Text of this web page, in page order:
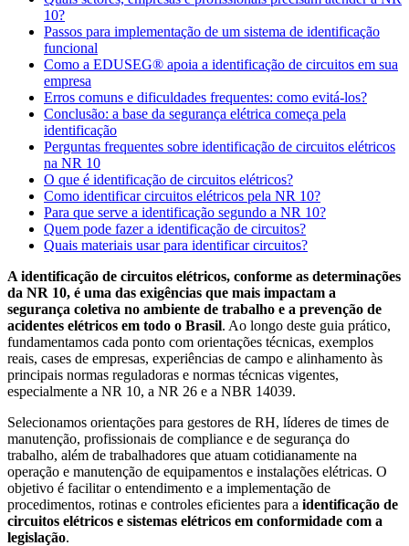
10?
Passos para implementação de um sistema de identificação
funcional
Como a EDUSEG® apoia a identificação de circuitos em sua
empresa
Erros comuns e dificuldades frequentes: como evitá-los?
Conclusão: a base da segurança elétrica começa pela
identificação
Perguntas frequentes sobre identificação de circuitos elétricos
na NR 10
O que é identificação de circuitos elétricos?
Como identificar circuitos elétricos pela NR 10?
Para que serve a identificação segundo a NR 10?
Quem pode fazer a identificação de circuitos?
Quais materiais usar para identificar circuitos?
A identificação de circuitos elétricos, conforme as determinações
da NR 10, é uma das exigências que mais impactam a
segurança coletiva no ambiente de trabalho e a prevenção de
acidentes elétricos em todo o Brasil. Ao longo deste guia prático,
fundamentamos cada ponto com orientações técnicas, exemplos
reais, cases de empresas, experiências de campo e alinhamento às
principais normas reguladoras e normas técnicas vigentes,
especialmente a NR 10, a NR 26 e a NBR 14039.
Selecionamos orientações para gestores de RH, líderes de times de
manutenção, profissionais de compliance e de segurança do
trabalho, além de trabalhadores que atuam cotidianamente na
operação e manutenção de equipamentos e instalações elétricas. O
objetivo é facilitar o entendimento e a implementação de
procedimentos, rotinas e controles eficientes para a identificação de
circuitos elétricos e sistemas elétricos em conformidade com a
legislação.